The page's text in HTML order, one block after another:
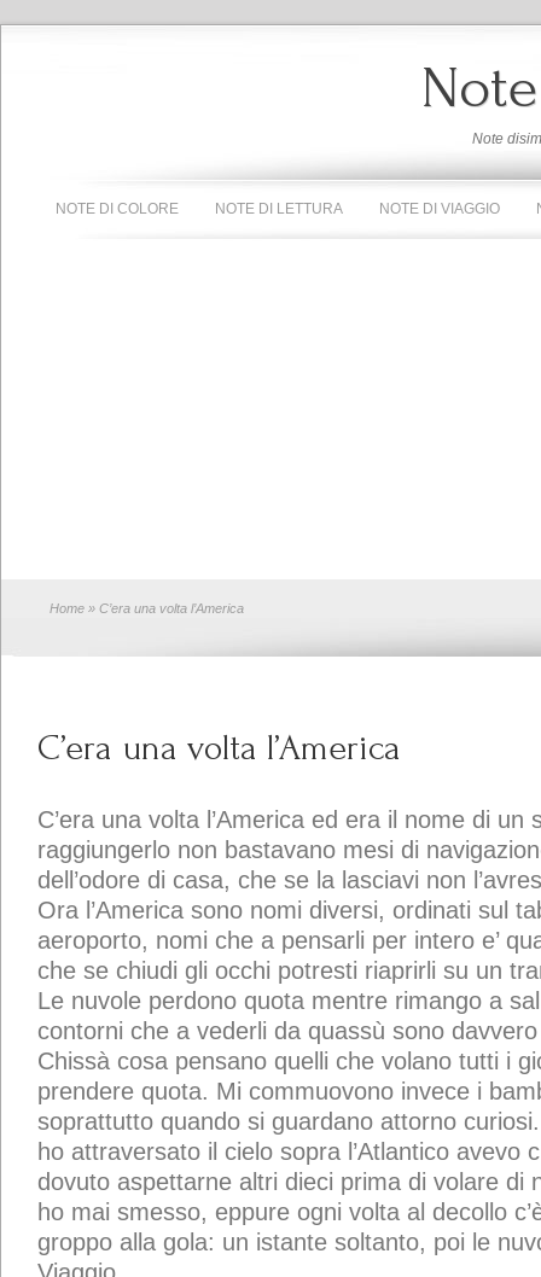
Note
NOTE DI COLORE NOTE DI LETTURA NOTE DI VIAGGIO
Home » C’era una volta l’America
C’era una volta l’America
C’era una volta l’America ed era il nome di un
raggiungerlo non bastavano mesi di
dell’odore di casa, che se la lasciavi non
Ora l’America sono nomi diversi, ordinati sul
aeroporto, nomi che a pensarli per intero e’
che se chiudi gli occhi potresti riaprirli su un
Le nuvole perdono quota mentre rimango a
contorni che a vederli da quassù sono
Chissà cosa pensano quelli che volano tutti i
prendere quota. Mi commuovono invece i
soprattutto quando si guardano attorno
ho attraversato il cielo sopra l’Atlantico avevo
dovuto aspettarne altri dieci prima di volare di
ho mai smesso, eppure ogni volta al decollo
groppo alla gola: un istante soltanto, poi le